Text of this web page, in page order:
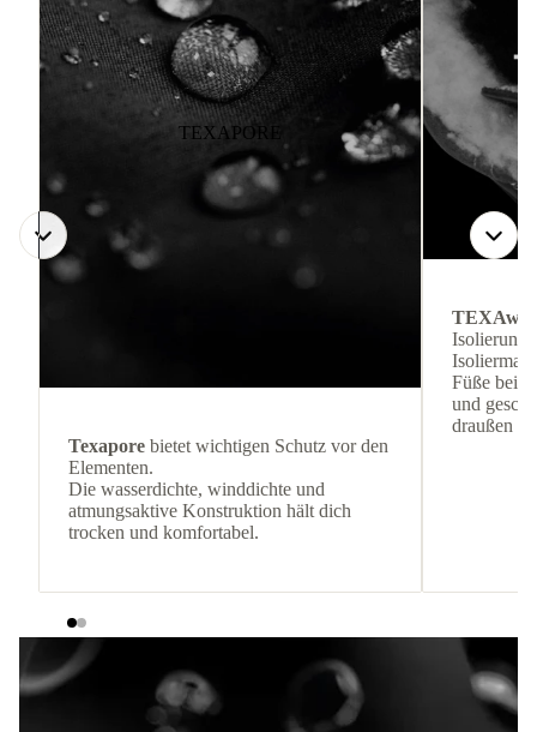
TEXAPORE
Texapore bietet wichtigen Schutz vor den
Elementen.
Die wasserdichte, winddichte und
atmungsaktive Konstruktion hält dich
trocken und komfortabel.
Isolierung
Füße bei
und
draußen